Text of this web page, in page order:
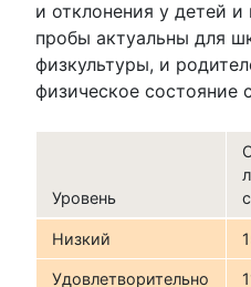
и отклонения у детей
пробы актуальны для
физкультуры, и
физическое состояние
Уровень
Низкий
Удовлетворительно